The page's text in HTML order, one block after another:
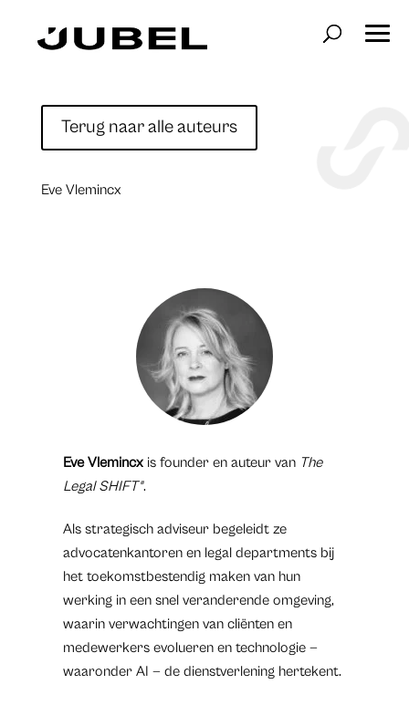
Terug naar alle auteurs
Eve Vlemincx
Eve Vlemincxis founder en auteur van The
Legal SHIFT®.
Als strategisch adviseur begeleidt ze
advocatenkantoren en legal departments bij
het toekomstbestendig maken van hun
werking in een snel veranderende omgeving,
waarin verwachtingen van cliënten en
medewerkers evolueren en technologie —
waaronder AI — de dienstverlening hertekent.